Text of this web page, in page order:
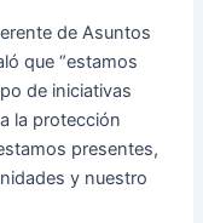
de Asuntos
que “estamos
de iniciativas
la protección
presentes,
y nuestro